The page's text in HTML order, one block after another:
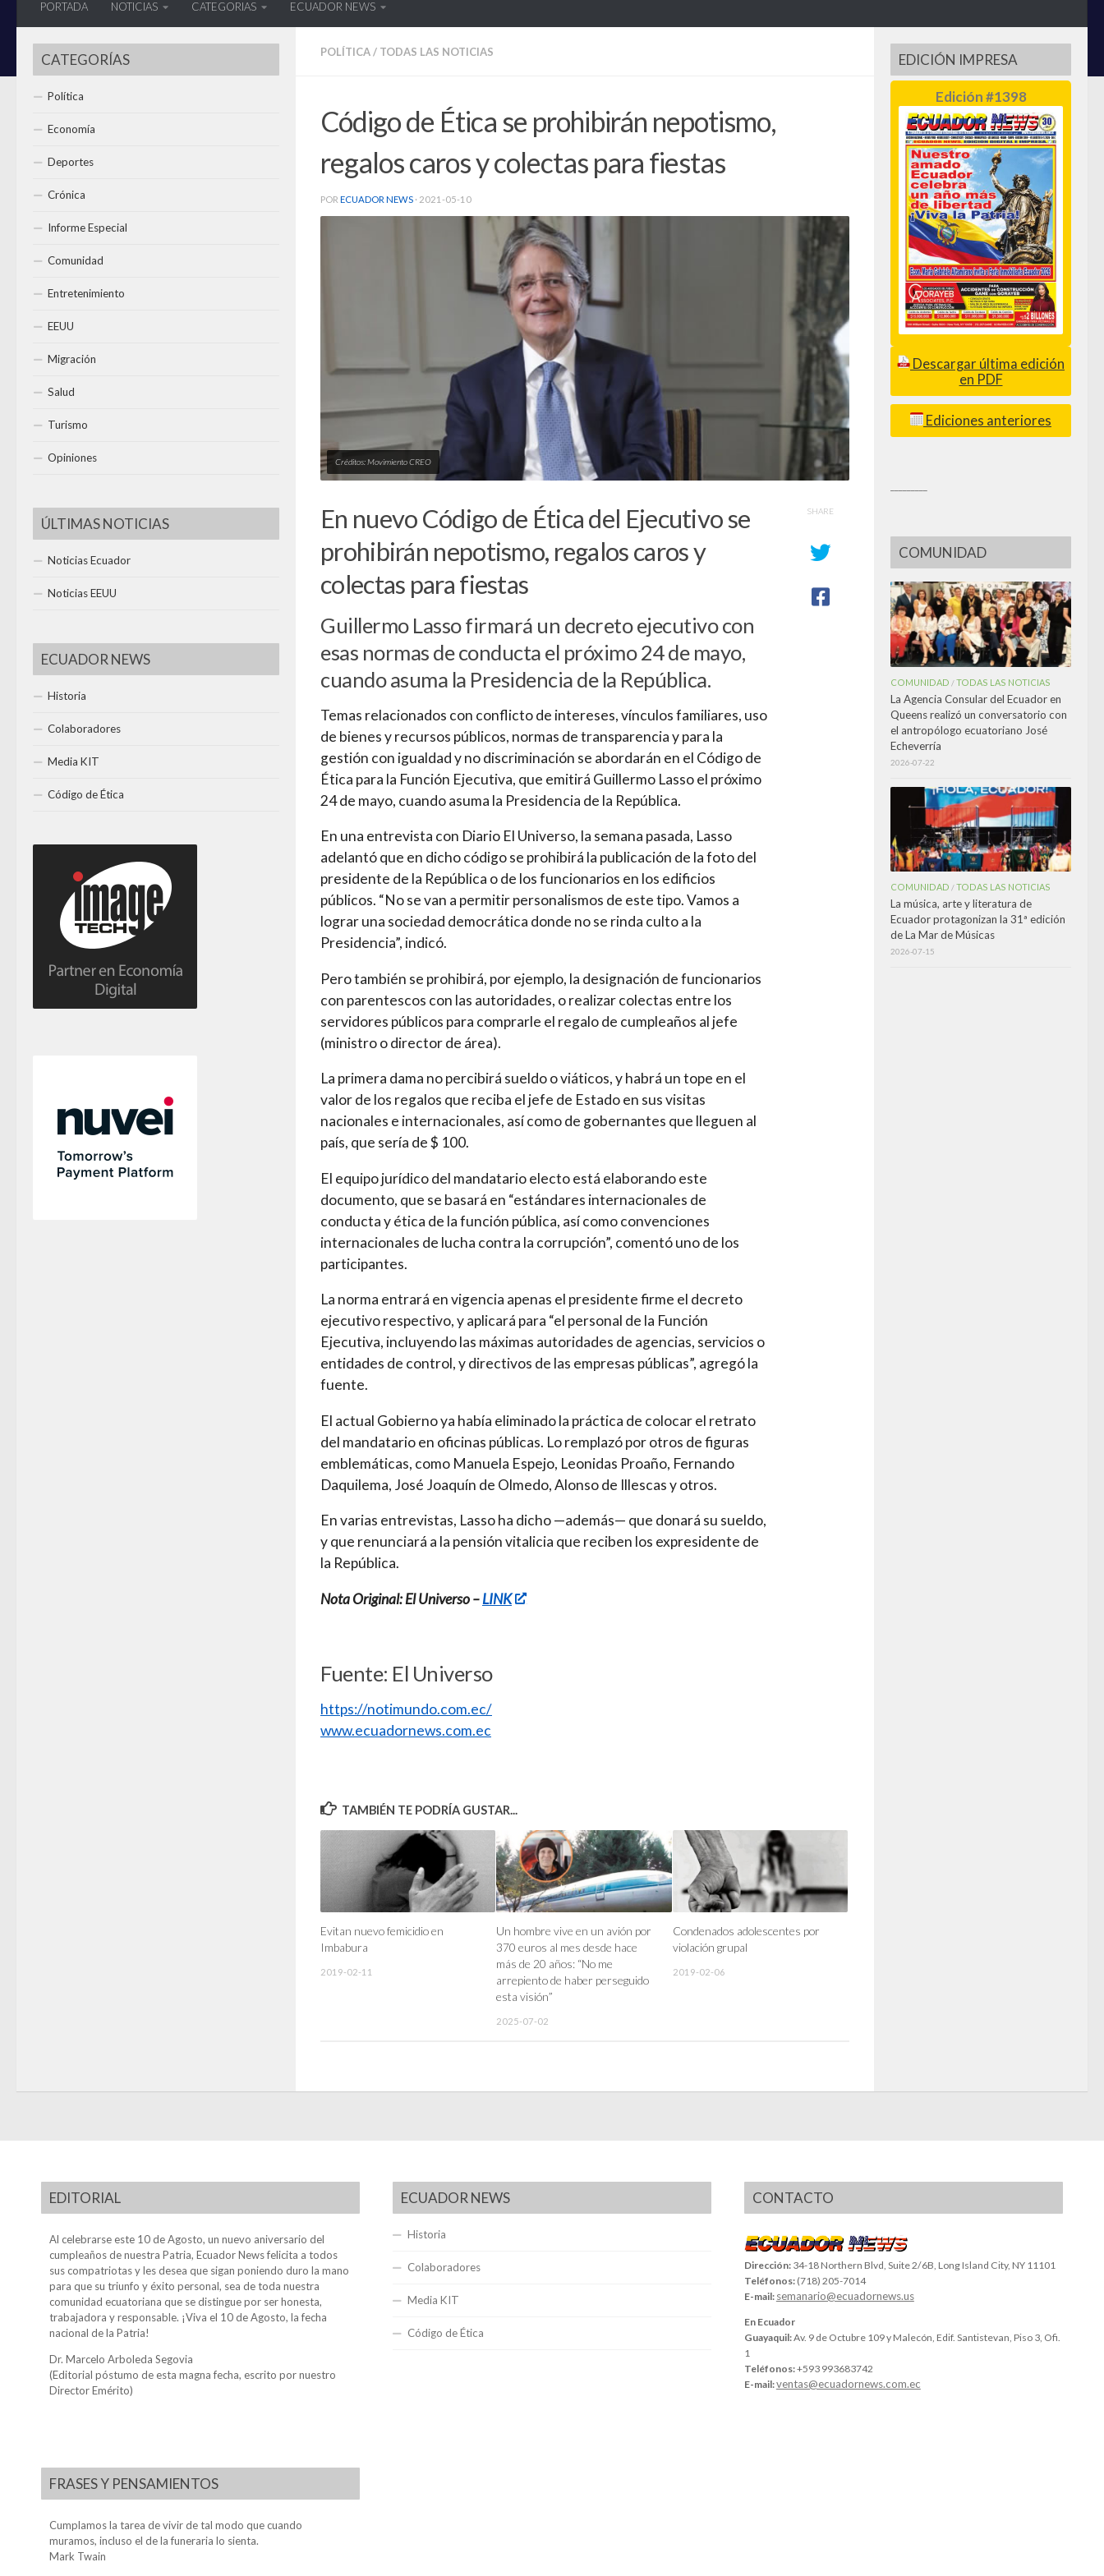
PORTADA NOTICIAS CATEGORIAS ECUADOR NEWS
POLÍTICA/ TODAS LAS NOTICIAS
Código de Ética se prohibirán nepotismo,
regalos caros y colectas para fiestas
POR ECUADOR NEWS · 2021-05-10
Créditos: Movimiento CREO
En nuevo Código de Ética del Ejecutivo se
prohibirán nepotismo, regalos caros y
colectas para fiestas
Guillermo Lasso firmará un decreto ejecutivo con
esas normas de conducta el próximo 24 de mayo,
cuando asuma la Presidencia de la República.
Temas relacionados con conflicto de intereses, vínculos familiares, uso
de bienes y recursos públicos, normas de transparencia y para la
gestión con igualdad y no discriminación se abordarán en el Código de
Ética para la Función Ejecutiva, que emitirá Guillermo Lasso el próximo
24 de mayo, cuando asuma la Presidencia de la República.
En una entrevista con Diario El Universo, la semana pasada, Lasso
adelantó que en dicho código se prohibirá la publicación de la foto del
presidente de la República o de los funcionarios en los edificios
públicos. “No se van a permitir personalismos de este tipo. Vamos a
lograr una sociedad democrática donde no se rinda culto a la
Presidencia”, indicó.
Pero también se prohibirá, por ejemplo, la designación de funcionarios
con parentescos con las autoridades, o realizar colectas entre los
servidores públicos para comprarle el regalo de cumpleaños al jefe
(ministro o director de área).
La primera dama no percibirá sueldo o viáticos, y habrá un tope en el
valor de los regalos que reciba el jefe de Estado en sus visitas
nacionales e internacionales, así como de gobernantes que lleguen al
país, que sería de $ 100.
El equipo jurídico del mandatario electo está elaborando este
documento, que se basará en “estándares internacionales de
conducta y ética de la función pública, así como convenciones
internacionales de lucha contra la corrupción”, comentó uno de los
participantes.
La norma entrará en vigencia apenas el presidente firme el decreto
ejecutivo respectivo, y aplicará para “el personal de la Función
Ejecutiva, incluyendo las máximas autoridades de agencias, servicios o
entidades de control, y directivos de las empresas públicas”, agregó la
fuente.
El actual Gobierno ya había eliminado la práctica de colocar el retrato
del mandatario en oficinas públicas. Lo remplazó por otros de figuras
emblemáticas, como Manuela Espejo, Leonidas Proaño, Fernando
Daquilema, José Joaquín de Olmedo, Alonso de Illescas y otros.
En varias entrevistas, Lasso ha dicho —además— que donará su sueldo,
y que renunciará a la pensión vitalicia que reciben los expresidente de
la República.
Nota Original: El Universo –LINK
Fuente: El Universo
https://notimundo.com.ec/
www.ecuadornews.com.ec
SHARE
TAMBIÉN TE PODRÍA GUSTAR...
Evitan nuevo femicidio en
Imbabura
2019-02-11
Un hombre vive en un avión por
370 euros al mes desde hace
más de 20 años: “No me
arrepiento de haber perseguido
esta visión”
2025-07-02
Condenados adolescentes por
violación grupal
2019-02-06
CATEGORÍAS
Política
Economía
Deportes
Crónica
Informe Especial
Comunidad
Entretenimiento
EEUU
Migración
Salud
Turismo
Opiniones
ÚLTIMAS NOTICIAS
Noticias Ecuador
Noticias EEUU
ECUADOR NEWS
Historia
Colaboradores
Media KIT
Código de Ética
EDICIÓN IMPRESA
Edición #1398
Descargar última edición
en PDF
Ediciones anteriores
COMUNIDAD
COMUNIDAD /TODAS LAS NOTICIAS
La Agencia Consular del Ecuador en
Queens realizó un conversatorio con
el antropólogo ecuatoriano José
Echeverría
2026-07-22
COMUNIDAD /TODAS LAS NOTICIAS
La música, arte y literatura de
Ecuador protagonizan la 31ª edición
de La Mar de Músicas
2026-07-15
EDITORIAL
Al celebrarse este 10 de Agosto, un nuevo aniversario del
cumpleaños de nuestra Patria, Ecuador News felicita a todos
sus compatriotas y les desea que sigan poniendo duro la mano
para que su triunfo y éxito personal, sea de toda nuestra
comunidad ecuatoriana que se distingue por ser honesta,
trabajadora y responsable. ¡Viva el 10 de Agosto, la fecha
nacional de la Patria!
Dr. Marcelo Arboleda Segovia
(Editorial póstumo de esta magna fecha, escrito por nuestro
Director Emérito)
FRASES Y PENSAMIENTOS
Cumplamos la tarea de vivir de tal modo que cuando
muramos, incluso el de la funeraria lo sienta.
Mark Twain
ECUADOR NEWS
Historia
Colaboradores
Media KIT
Código de Ética
CONTACTO
Dirección: 34-18 Northern Blvd, Suite 2/6B, Long Island City, NY 11101
Teléfonos: (718) 205-7014
E-mail: semanario@ecuadornews.us
En Ecuador
Guayaquil:Av. 9 de Octubre 109 y Malecón, Edif. Santistevan, Piso 3, Ofi.
1
Teléfonos:+593 993683742
E-mail:ventas@ecuadornews.com.ec